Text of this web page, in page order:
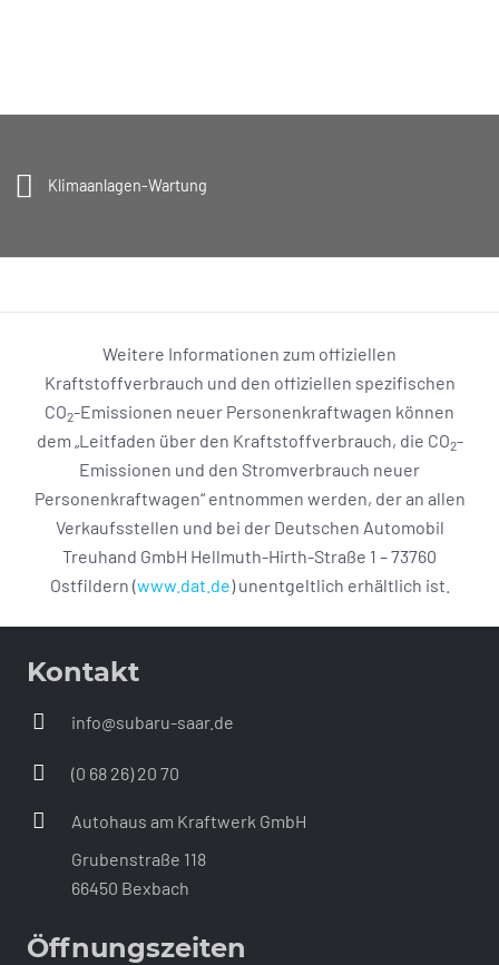
Klimaanlagen-Wartung
Weitere Informationen zum offiziellen
Kraftstoffverbrauch und den offiziellen spezifischen
CO2-Emissionen neuer Personenkraftwagen können
dem „Leitfaden über den Kraftstoffverbrauch, die CO2-
Emissionen und den Stromverbrauch neuer
Personenkraftwagen“ entnommen werden, der an allen
Verkaufsstellen und bei der Deutschen Automobil
Treuhand GmbH Hellmuth-Hirth-Straße 1 – 73760
Ostfildern (www.dat.de) unentgeltlich erhältlich ist.
Kontakt
info@subaru-saar.de
(0 68 26) 20 70
Autohaus am Kraftwerk GmbH
Grubenstraße 118
66450 Bexbach
Öffnungszeiten